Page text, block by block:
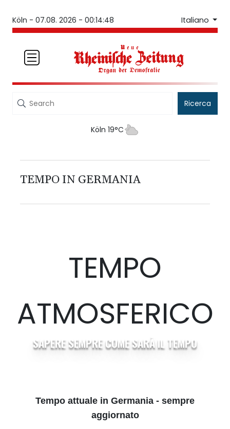
Köln - 07.08. 2026 - 00:14:48 Italiano
Ricerca
Köln 19°C
TEMPO IN GERMANIA
TEMPO
ATMOSFERICO
SAPERE SEMPRE COME SARÀ IL TEMPO
Tempo attuale in Germania - sempre
aggiornato